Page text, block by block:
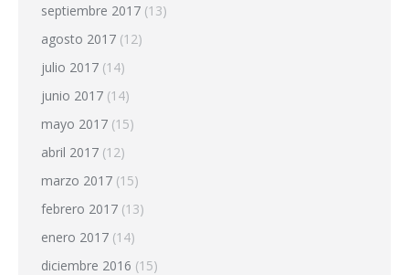
septiembre 2017 (13)
agosto 2017 (12)
julio 2017 (14)
junio 2017 (14)
mayo 2017 (15)
abril 2017 (12)
marzo 2017 (15)
febrero 2017 (13)
enero 2017 (14)
diciembre 2016 (15)